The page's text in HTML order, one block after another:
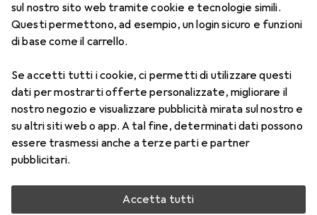
sul nostro sito web tramite cookie e tecnologie simili.
Questi permettono, ad esempio, un login sicuro e funzioni
di base come il carrello.
Se accetti tutti i cookie, ci permetti di utilizzare questi
dati per mostrarti offerte personalizzate, migliorare il
nostro negozio e visualizzare pubblicità mirata sul nostro e
su altri siti web o app. A tal fine, determinati dati possono
essere trasmessi anche a terze parti e partner
pubblicitari.
Accetta tutti
Prodotti Forum